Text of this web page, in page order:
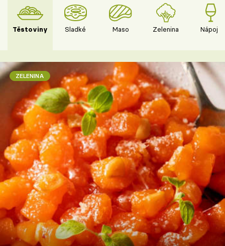
Těstoviny Sladké Maso Zelenina Nápoje
ZELENINA